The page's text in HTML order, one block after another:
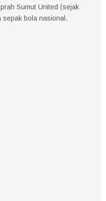
Sumut United (sejak
sepak bola nasional.